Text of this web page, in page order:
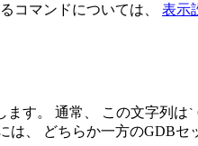
コマンドについては、 表示
ます。 通常、 この文字列は
、 どちらか一方のGDB